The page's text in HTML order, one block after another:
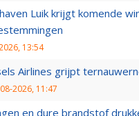
Luik krijgt komende
13:54
Airlines grijpt
2026, 11:47
en dure brandstof